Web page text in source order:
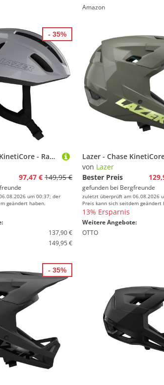
Amazon
Lazer - Sphere KinetiCore - Radhelm Gr 55-59 cm grau
97,47 € 149,95 €
um 00:37; der
geändert haben.
137,90 €
149,95 €
- 35%
von Lazer
Bester Preis
gefunden bei Bergfreunde
zuletzt überprüft am 06.08.2026
Preis kann sich seitdem geändert
13% Ersparnis
Weitere Angebote:
OTTO
- 35%